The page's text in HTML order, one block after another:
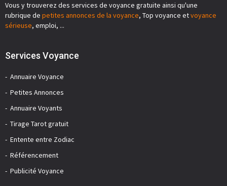
Vous y trouverez des services de voyance gratuite ainsi qu'une
rubrique de petites annonces de la voyance, Top voyance etvoyance
sérieuse, emploi, ...
Services Voyance
Annuaire Voyance
Petites Annonces
Annuaire Voyants
Tirage Tarot gratuit
Entente entre Zodiac
Référencement
Publicité Voyance